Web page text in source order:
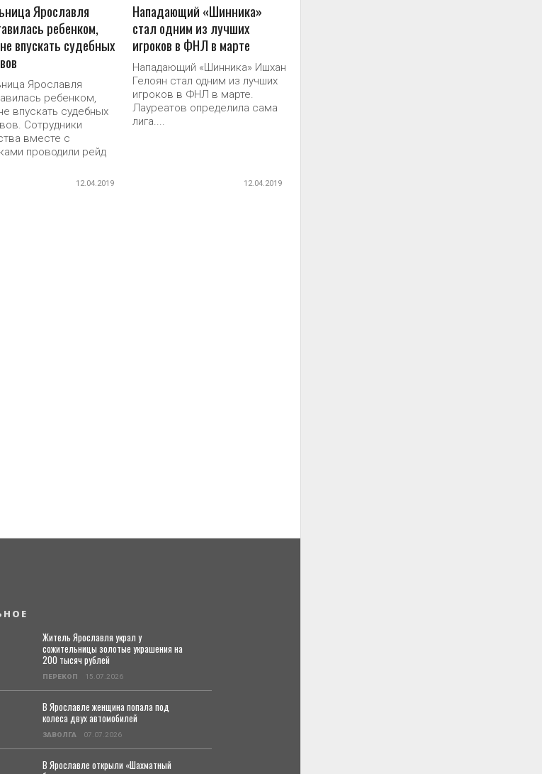
Ярославля
ребенком,
впускать судебных
Ярославля
ребенком,
впускать судебных
Сотрудники
вместе с
проводили рейд
12.04.2019
Нападающий «Шинника»
стал одним из лучших
игроков в ФНЛ в марте
Нападающий «Шинника» Ишхан
Гелоян стал одним из лучших
игроков в ФНЛ в марте.
Лауреатов определила сама
лига....
12.04.2019
Житель Ярославля украл у
сожительницы золотые украшения на
200 тысяч рублей
ПЕРЕКОП 15.07.2026
В Ярославле женщина попала под
колеса двух автомобилей
ЗАВОЛГА 07.07.2026
В Ярославле открыли «Шахматный